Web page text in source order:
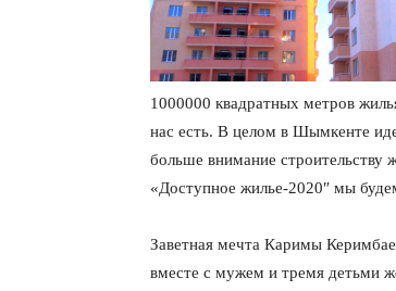
1000000 квадратных метров
нас есть. В целом в Шымкенте
больше внимание
«Доступное жилье-2020″ мы
Заветная мечта Каримы
вместе с мужем и тремя детьми